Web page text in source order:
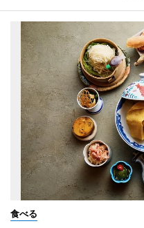
食べる